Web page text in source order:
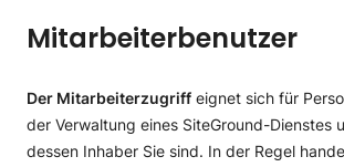
Mitarbeiterbenutzer
Der Mitarbeiterzugriff eignet sich für
der Verwaltung eines SiteGround-Dienstes
dessen Inhaber Sie sind. In der Regel